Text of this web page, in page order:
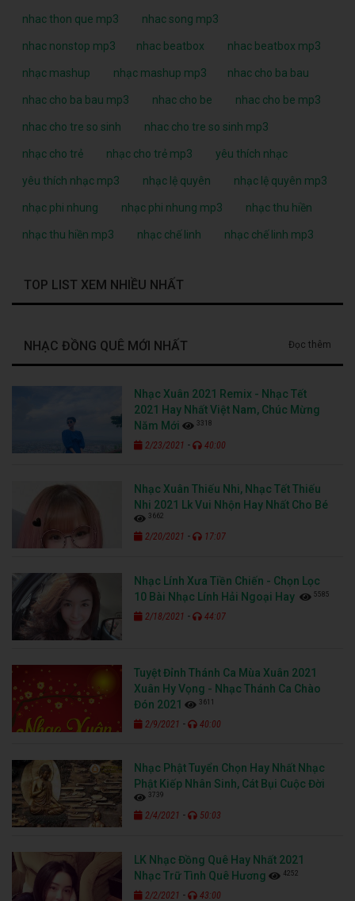
nhac thon que mp3 nhac song mp3
nhac nonstop mp3 nhac beatbox nhac beatbox mp3
nhạc mashup nhạc mashup mp3 nhac cho ba bau
nhac cho ba bau mp3 nhac cho be nhac cho be mp3
nhac cho tre so sinh nhac cho tre so sinh mp3
nhạc cho trẻ nhạc cho trẻ mp3 yêu thích nhạc
yêu thích nhạc mp3 nhạc lệ quyên nhạc lệ quyên mp3
nhạc phi nhung nhạc phi nhung mp3 nhạc thu hiền
nhạc thu hiền mp3 nhạc chế linh nhạc chế linh mp3
TOP LIST XEM NHIỀU NHẤT
NHẠC ĐỒNG QUÊ MỚI NHẤT Đọc thêm
Nhạc Xuân 2021 Remix - Nhạc Tết
2021 Hay Nhất Việt Nam, Chúc Mừng
Năm Mới
3318
2/23/2021 - 40:00
Nhạc Xuân Thiếu Nhi, Nhạc Tết Thiếu
Nhi 2021 Lk Vui Nhộn Hay Nhất Cho Bé
3662
2/20/2021 - 17:07
Nhạc Lính Xưa Tiền Chiến - Chọn Lọc
10 Bài Nhạc Lính Hải Ngoại Hay
5585
2/18/2021 - 44:07
Tuyệt Đỉnh Thánh Ca Mùa Xuân 2021
Xuân Hy Vọng - Nhạc Thánh Ca Chào
Đón 2021
3611
2/9/2021 - 40:00
Nhạc Phật Tuyển Chọn Hay Nhất Nhạc
Phật Kiếp Nhân Sinh, Cát Bụi Cuộc Đời
3739
2/4/2021 - 50:03
LK Nhạc Đồng Quê Hay Nhất 2021
Nhạc Trữ Tình Quê Hương
4252
2/2/2021 - 43:00